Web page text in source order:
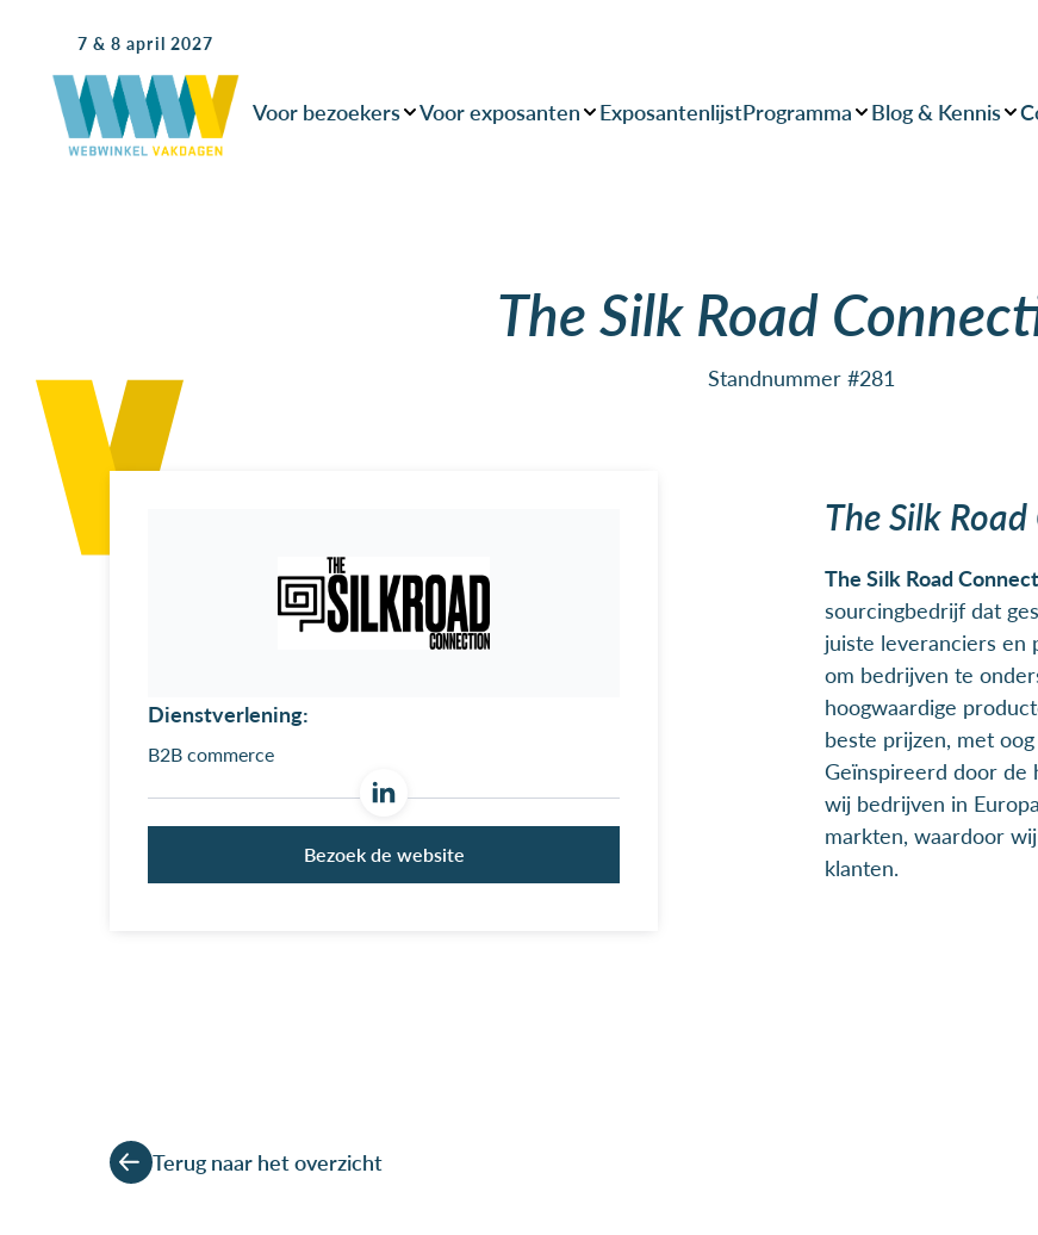
7 & 8 april 2027
Voor bezoekers Voor exposanten ExposantenlijstProgramma Blog & Kennis
The Silk Road
Standnummer #281
Dienstverlening:
B2B commerce
Bezoek de website
The Silk
The Silk Road
sourcingbedrijf dat
juiste leveranciers en
om bedrijven te
hoogwaardige
beste prijzen, met
Geïnspireerd door de
wij bedrijven in
markten, waardoor
klanten.
Terug naar het overzicht